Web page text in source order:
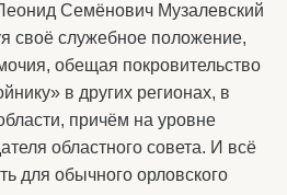
Семёнович Музалевский
своё служебное положение,
обещая покровительство
в других регионах, в
причём на уровне
областного совета. И всё
для обычного орловского